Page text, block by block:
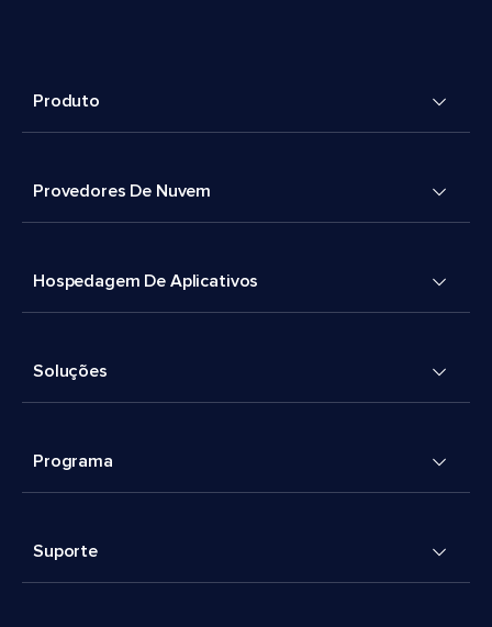
Produto
Provedores De Nuvem
Hospedagem De Aplicativos
Soluções
Programa
Suporte